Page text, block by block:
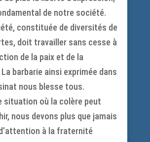
de notre société.
constituée de diversités de
doit travailler sans cesse à
de la paix et de la
barbarie ainsi exprimée dans
nous blesse tous.
situation où la colère peut
nous devons plus que jamais
à la fraternité